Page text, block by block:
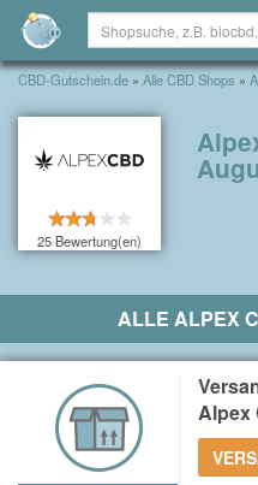
CBD-Gutschein.de » Alle CBD Shops »
25 Bewertung(en)
ALLE ALPEX
Alpex